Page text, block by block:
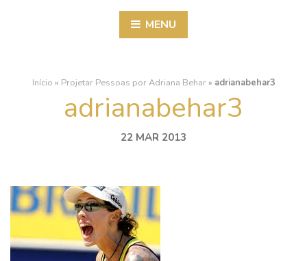
MENU
Início » Projetar Pessoas por Adriana Behar » adrianabehar3
adrianabehar3
22 MAR 2013